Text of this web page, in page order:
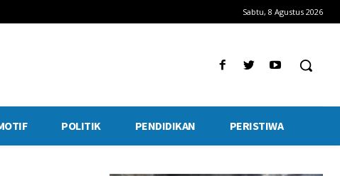
Sabtu, 8 Agustus 2026
POLITIK PENDIDIKAN PERISTIWA